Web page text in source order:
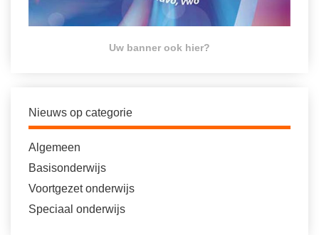
Uw banner ook hier?
Nieuws op categorie
Algemeen
Basisonderwijs
Voortgezet onderwijs
Speciaal onderwijs